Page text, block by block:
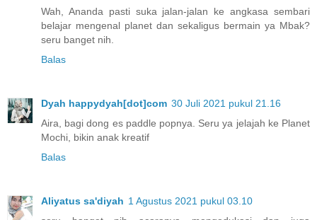
Wah, Ananda pasti suka jalan-jalan ke angkasa sembari
belajar mengenal planet dan sekaligus bermain ya Mbak?
seru banget nih.
Balas
Dyah happydyah[dot]com 30 Juli 2021 pukul 21.16
Aira, bagi dong es paddle popnya. Seru ya jelajah ke Planet
Mochi, bikin anak kreatif
Balas
Aliyatus sa'diyah 1 Agustus 2021 pukul 03.10